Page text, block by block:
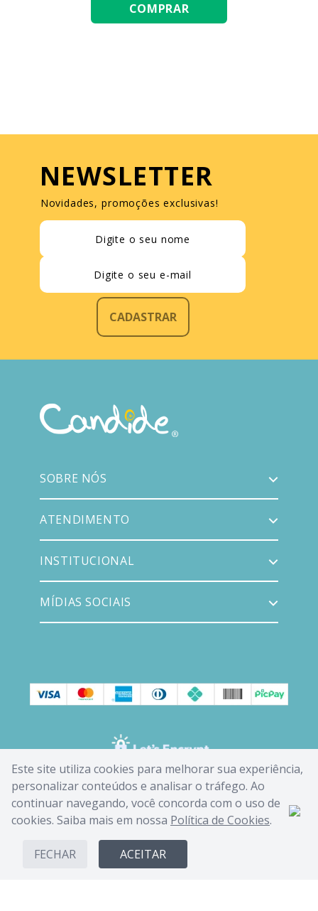
Este site utiliza cookies para melhorar sua experiência,
personalizar conteúdos e analisar o tráfego. Ao
continuar navegando, você concorda com o uso de
cookies. Saiba mais em nossa Política de Cookies.
FECHAR ACEITAR
COMPRAR
NEWSLETTER
Novidades, promoções exclusivas!
CADASTRAR
SOBRE NÓS
ATENDIMENTO
INSTITUCIONAL
MÍDIAS SOCIAIS